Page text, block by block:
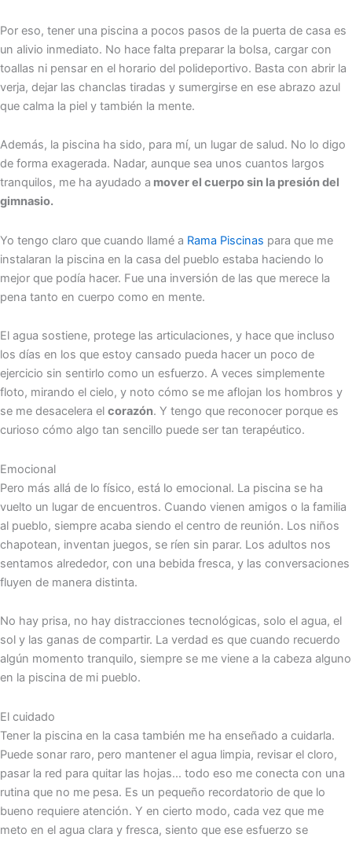
Por eso, tener una piscina a pocos pasos de la puerta de casa es
un alivio inmediato. No hace falta preparar la bolsa, cargar con
toallas ni pensar en el horario del polideportivo. Basta con abrir la
verja, dejar las chanclas tiradas y sumergirse en ese abrazo azul
que calma la piel y también la mente.
Además, la piscina ha sido, para mí, un lugar de salud. No lo digo
de forma exagerada. Nadar, aunque sea unos cuantos largos
tranquilos, me ha ayudado a mover el cuerpo sin la presión del
gimnasio.
Yo tengo claro que cuando llamé a Rama Piscinas para que me
instalaran la piscina en la casa del pueblo estaba haciendo lo
mejor que podía hacer. Fue una inversión de las que merece la
pena tanto en cuerpo como en mente.
El agua sostiene, protege las articulaciones, y hace que incluso
los días en los que estoy cansado pueda hacer un poco de
ejercicio sin sentirlo como un esfuerzo. A veces simplemente
floto, mirando el cielo, y noto cómo se me aflojan los hombros y
se me desacelera el corazón. Y tengo que reconocer porque es
curioso cómo algo tan sencillo puede ser tan terapéutico.
Emocional
Pero más allá de lo físico, está lo emocional. La piscina se ha
vuelto un lugar de encuentros. Cuando vienen amigos o la familia
al pueblo, siempre acaba siendo el centro de reunión. Los niños
chapotean, inventan juegos, se ríen sin parar. Los adultos nos
sentamos alrededor, con una bebida fresca, y las conversaciones
fluyen de manera distinta.
No hay prisa, no hay distracciones tecnológicas, solo el agua, el
sol y las ganas de compartir. La verdad es que cuando recuerdo
algún momento tranquilo, siempre se me viene a la cabeza alguno
en la piscina de mi pueblo.
El cuidado
Tener la piscina en la casa también me ha enseñado a cuidarla.
Puede sonar raro, pero mantener el agua limpia, revisar el cloro,
pasar la red para quitar las hojas… todo eso me conecta con una
rutina que no me pesa. Es un pequeño recordatorio de que lo
bueno requiere atención. Y en cierto modo, cada vez que me
meto en el agua clara y fresca, siento que ese esfuerzo se